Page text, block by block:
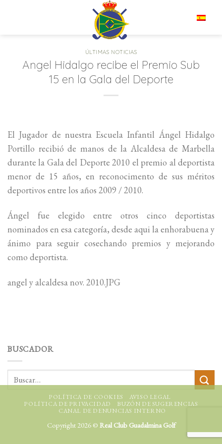
ÚLTIMAS NOTICIAS
Angel Hidalgo recibe el Premio Sub
15 en la Gala del Deporte
El Jugador de nuestra Escuela Infantil Ángel Hidalgo
Portillo recibió de manos de la Alcaldesa de Marbella
durante la Gala del Deporte 2010 el premio al deportista
menor de 15 años, en reconocimento de sus méritos
deportivos entre los años 2009 / 2010.
Ángel fue elegido entre otros cinco deportistas
nominados en esa categoría, desde aqui la enhorabuena y
ánimo para seguir cosechando premios y mejorando
como deportista.
angel y alcaldesa nov. 2010.JPG
BUSCADOR
POLÍTICA DE COOKIES
AVISO LEGAL
POLÍTICA DE PRIVACIDAD
BUZÓN DE SUGERENCIAS
CANAL DE DENUNCIAS INTERNO
Copyright 2026 © Real Club Guadalmina Golf